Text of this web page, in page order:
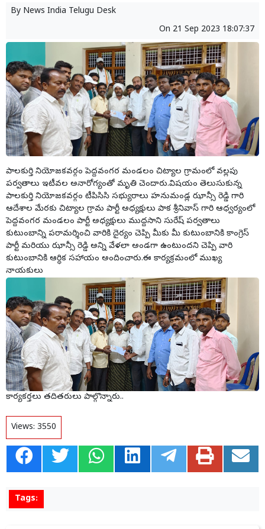
By News India Telugu Desk
On 21 Sep 2023 18:07:37
పాలకుర్తి నియోజకవర్గం పెద్దవంగర మండలం చిట్యాల గ్రామంలో వల్లపు
పర్వతాలు ఇటీవల అనారోగ్యంతో మృతి చెందారు.విషయం తెలుసుకున్న
పాలకుర్తి నియోజకవర్గం టీపిసిసి సభ్యురాలు హనుమండ్ల ఝాన్సీ రెడ్డి గారి
ఆదేశాల మేరకు చిట్యాల గ్రామ పార్టీ అధ్యక్షులు పాక శ్రీనివాస్ గారి ఆధ్వర్యంలో
పెద్దవంగర మండలం పార్టీ అధ్యక్షులు ముద్దసాని సురేష్ పర్వతాలు
కుటుంబాన్ని పరామర్శించి వారికి దైర్యం చెప్పి మీకు మీ కుటుంబానికి కాంగ్రెస్
పార్టీ మరియు ఝాన్సీ రెడ్డి అన్ని వేళలా అండగా ఉంటుందని చెప్పి వారి
కుటుంబానికి ఆర్ధిక సహాయం అందించారు.ఈ కార్యక్రమంలో ముఖ్య
నాయకులు
కార్యకర్తలు తదితరులు పాల్గొన్నారు..
Views: 3550
Tags: